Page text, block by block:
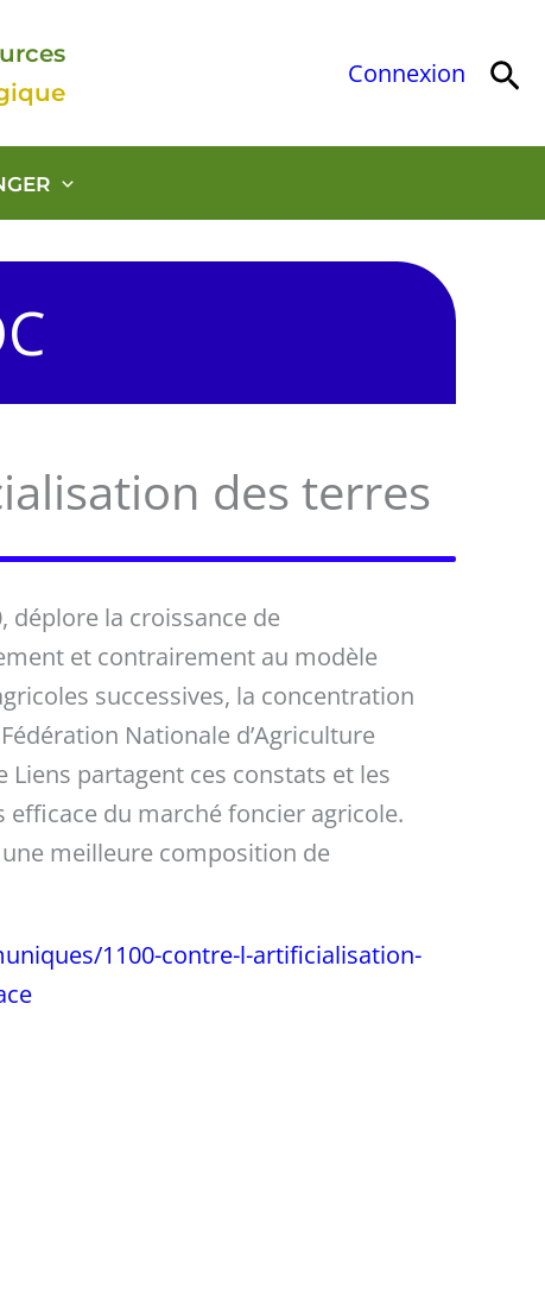
Connexion
des terres
déplore la croissance de
et contrairement au modèle
successives, la concentration
Nationale d’Agriculture
Liens partagent ces constats et les
du marché foncier agricole.
meilleure composition de
1100-contre-l-artificialisation-